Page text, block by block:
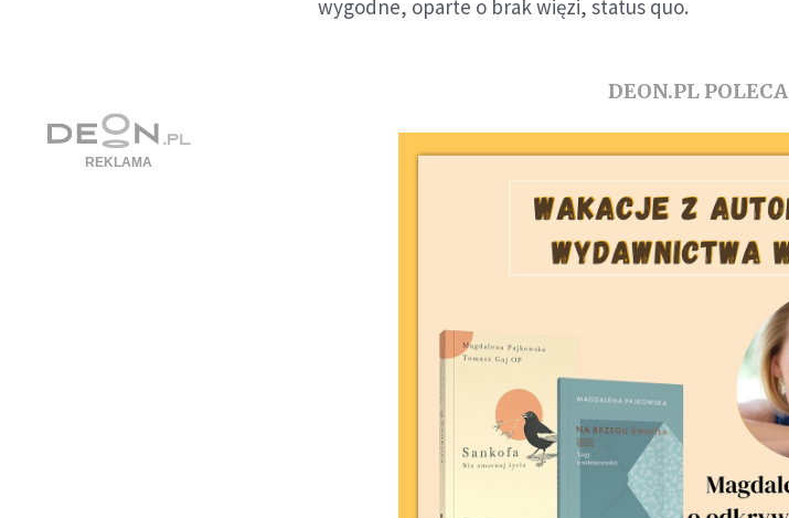
wygodne, oparte o brak więzi, status quo.
DEON.PL POLECA